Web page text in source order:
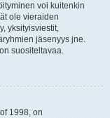
voi kuitenkin
ole vieraiden
yksityisviestit,
jäsenyys jne.
suositeltavaa.
1998, on